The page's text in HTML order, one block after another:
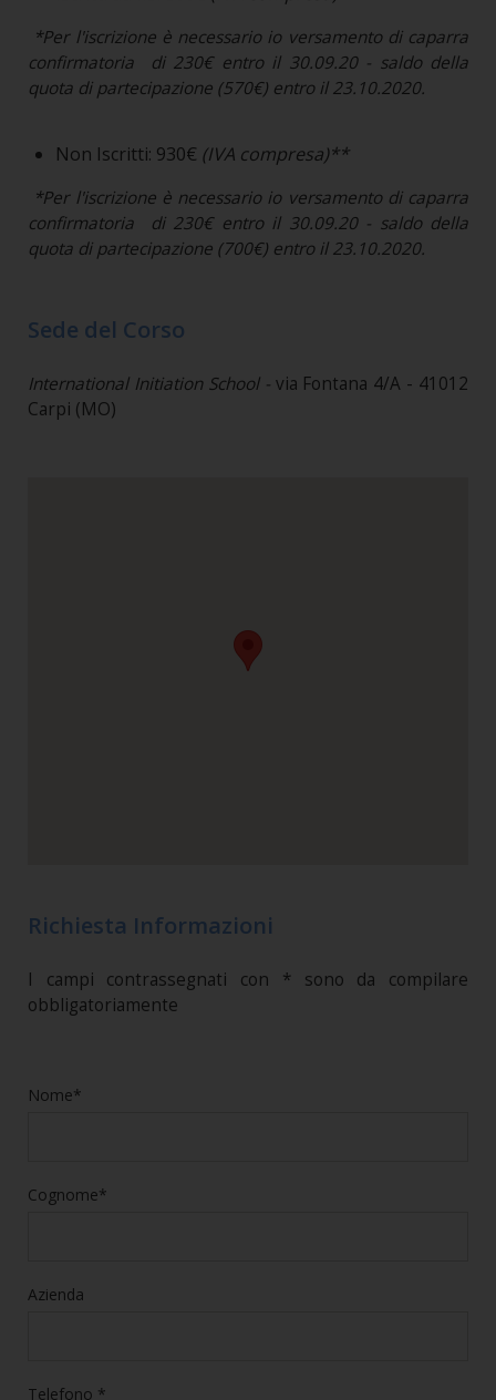
*Per l'iscrizione è necessario io versamento di caparra
confirmatoria di 230€ entro il 30.09.20 - saldo della
quota di partecipazione (570€) entro il 23.10.2020.
Non Iscritti: 930€ (IVA compresa)**
*Per l'iscrizione è necessario io versamento di caparra
confirmatoria di 230€ entro il 30.09.20 - saldo della
quota di partecipazione (700€) entro il 23.10.2020.
Sede del Corso
International Initiation School - via Fontana 4/A - 41012
Carpi (MO)
Richiesta Informazioni
I campi contrassegnati con * sono da compilare
obbligatoriamente
Nome*
Cognome*
Azienda
Telefono *